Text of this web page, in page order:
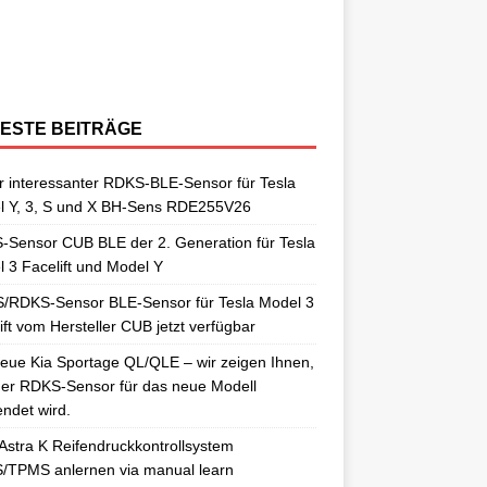
BEITRÄGE
interessanter RDKS-BLE-Sensor für Tesla
Y, 3, S und X BH-Sens RDE255V26
Sensor CUB BLE der 2. Generation für Tesla
3 Facelift und Model Y
RDKS-Sensor BLE-Sensor für Tesla Model 3
vom Hersteller CUB jetzt verfügbar
Kia Sportage QL/QLE – wir zeigen Ihnen,
RDKS-Sensor für das neue Modell
wird.
K Reifendruckkontrollsystem
TPMS anlernen via manual learn